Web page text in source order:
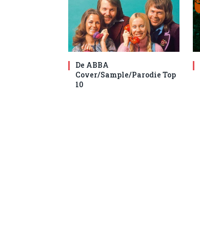
De ABBA
Cover/Sample/Parodie Top
10